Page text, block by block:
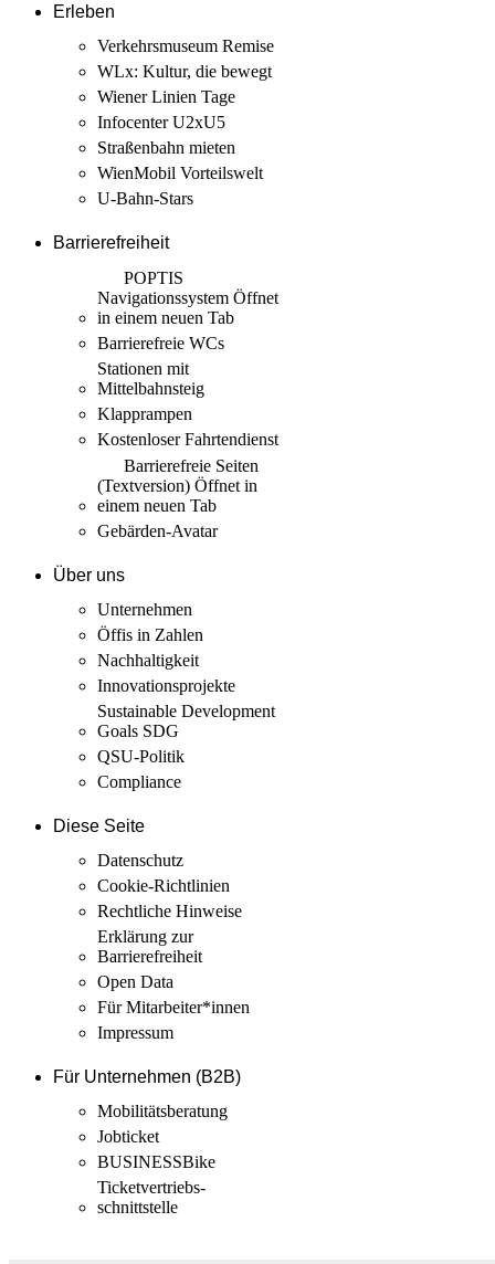
Erleben
Verkehrsmuseum Remise
WLx: Kultur, die bewegt
Wiener Linien Tage
Infocenter U2xU5
Straßenbahn mieten
WienMobil Vorteilswelt
U-Bahn-Stars
Barrierefreiheit
POPTIS
Navigationssystem Öffnet
in einem neuen Tab
Barrierefreie WCs
Stationen mit
Mittelbahnsteig
Klapprampen
Kostenloser Fahrtendienst
Barrierefreie Seiten
(Textversion) Öffnet in
einem neuen Tab
Gebärden-Avatar
Über uns
Unternehmen
Öffis in Zahlen
Nachhaltigkeit
Innovations­projekte
Sustainable Development
Goals SDG
QSU-Politik
Compliance
Diese Seite
Datenschutz
Cookie-Richtlinien
Rechtliche Hinweise
Erklärung zur
Barrierefreiheit
Open Data
Für Mitarbeiter­*innen
Impressum
Für Unternehmen (B2B)
Mobilitäts­beratung
Jobticket
BUSINESSBike
Ticketvertriebs­
schnittstelle